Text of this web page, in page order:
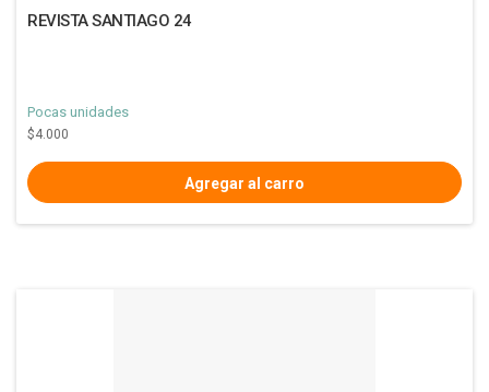
REVISTA SANTIAGO 24
Pocas unidades
$4.000